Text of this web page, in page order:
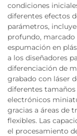
condiciones
diferentes efectos
parámetros,
profundo,
espumación en
a los diseñadores
diferenciación de
grabado con láser
diferentes
electrónicos
gracias a áreas de
flexibles. Las
el procesamiento